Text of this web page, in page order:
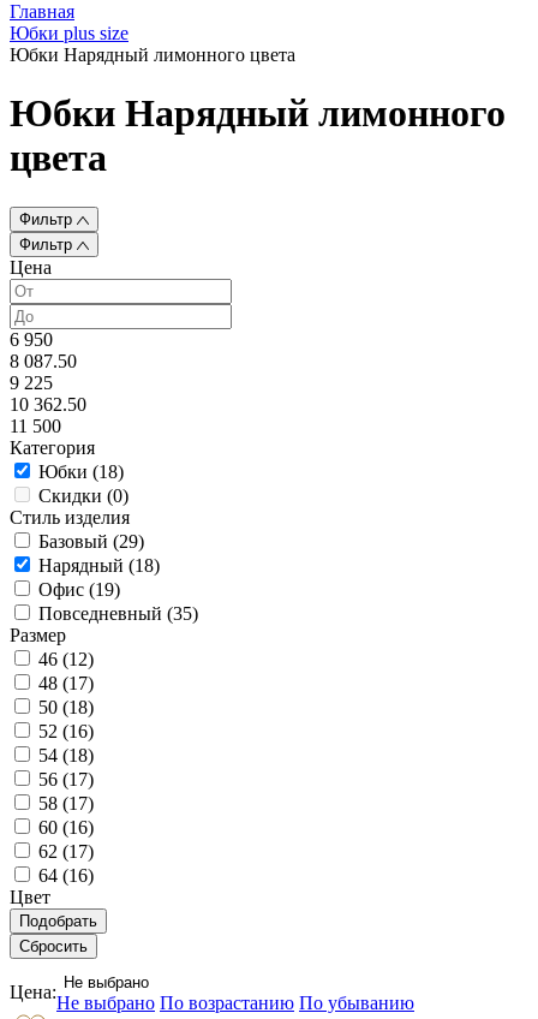
Главная
Юбки plus size
Юбки Нарядный лимонного цвета
Юбки Нарядный лимонного
цвета
Фильтр
Фильтр
Цена
6 950
8 087.50
9 225
10 362.50
11 500
Категория
Юбки (18)
Скидки (0)
Стиль изделия
Базовый (29)
Нарядный (18)
Офис (19)
Повседневный (35)
Размер
46 (12)
48 (17)
50 (18)
52 (16)
54 (18)
56 (17)
58 (17)
60 (16)
62 (17)
64 (16)
Цвет
Цена: Не выбрано
Не выбрано По возрастанию По убыванию